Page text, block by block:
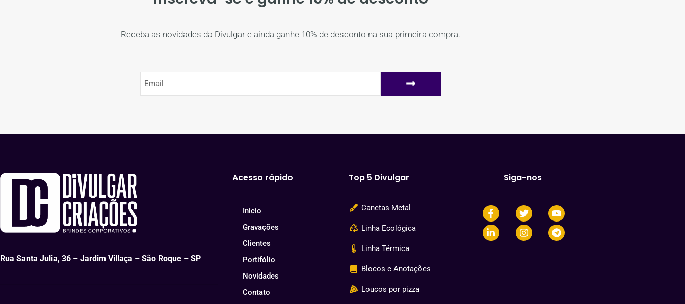
Receba as novidades da Divulgar e ainda ganhe 10% de desconto na sua primeira compra.
Rua Santa Julia, 36 – Jardim Villaça – São Roque – SP
Acesso rápido
Inicio
Gravações
Clientes
Portifólio
Novidades
Contato
Top 5 Divulgar
Canetas Metal
Linha Ecológica
Linha Térmica
Blocos e Anotações
Loucos por pizza
Siga-nos